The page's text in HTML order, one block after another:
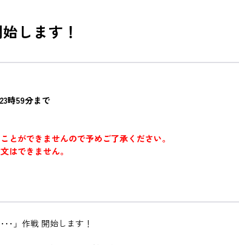
します！
時59分まで
ができませんので予めご了承ください。
はできません。
･」作戦 開始します！